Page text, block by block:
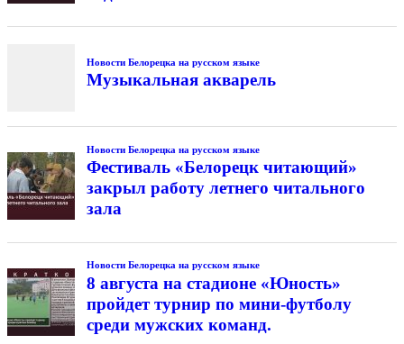
Новости Белорецка на русском языке
Музыкальная акварель
Новости Белорецка на русском языке
Фестиваль «Белорецк читающий»
закрыл работу летнего читального
зала
Новости Белорецка на русском языке
8 августа на стадионе «Юность»
пройдет турнир по мини-футболу
среди мужских команд.